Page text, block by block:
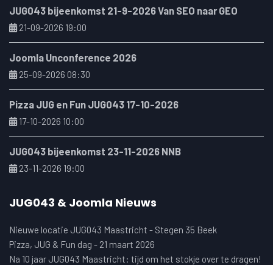
JUG043 bijeenkomst 21-9-2026 Van SEO naar GEO
21-09-2026 19:00
Joomla Unconference 2026
25-09-2026 08:30
Pizza JUG en Fun JUG043 17-10-2026
17-10-2026 10:00
JUG043 bijeenkomst 23-11-2026 NNB
23-11-2026 19:00
JUG043 & Joomla Nieuws
Nieuwe locatie JUG043 Maastricht - Stegen 35 Beek
Pizza, JUG & Fun dag - 21 maart 2026
Na 10 jaar JUG043 Maastricht: tijd om het stokje over te dragen!